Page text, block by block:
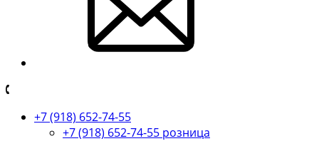
+7 (918) 652-74-55
+7 (918) 652-74-55 розница